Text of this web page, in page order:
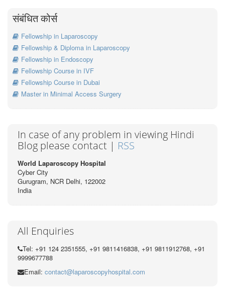
संबंधित कोर्स
Fellowship in Laparoscopy
Fellowship & Diploma in Laparoscopy
Fellowship in Endoscopy
Fellowship Course in IVF
Fellowship Course in Dubai
Master in Minimal Access Surgery
In case of any problem in viewing Hindi
Blog please contact | RSS
World Laparoscopy Hospital
Cyber City
Gurugram, NCR Delhi, 122002
India
All Enquiries
Tel: +91 124 2351555, +91 9811416838, +91 9811912768, +91
9999677788
Email: contact@laparoscopyhospital.com